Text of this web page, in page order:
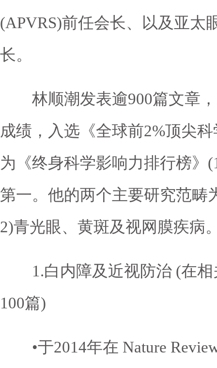
(APVRS)前任会长、以及亚太
长。
林顺潮发表逾900篇文章，
成绩，入选《全球前2%顶尖
为《终身科学影响力排行榜》
第一。他的两个主要研究范畴
2)青光眼、黄斑及视网膜疾病
1.白内障及近视防治 (在相
100篇)
•于2014年在 Nature